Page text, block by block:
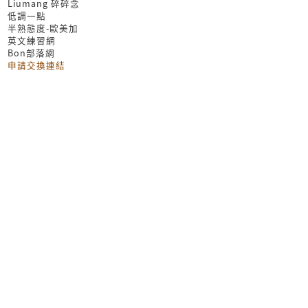
Liumang 碎碎念
低調一點
半熟態度-歐美加
英文練習網
Bon部落網
申請交換連結